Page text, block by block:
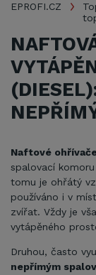
EPROFI.CZ
Naftové
spalovací
tomu je ohřátý
používáno i v
zvířat. Vždy je
vytápěného
Druhou, často
nepřímým